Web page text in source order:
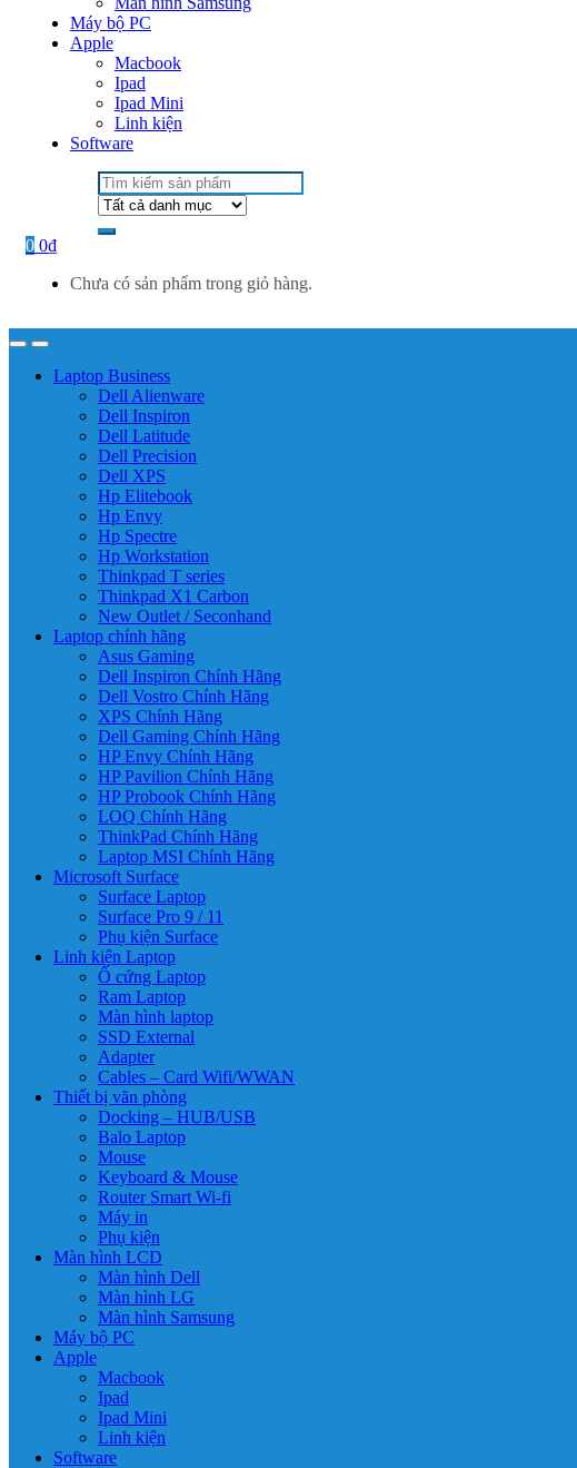
Máy bộ PC
Apple
Macbook
Ipad
Ipad Mini
Linh kiện
Software
0 0₫
Chưa có sản phẩm trong giỏ hàng.
Laptop Business
Dell Alienware
Dell Inspiron
Dell Latitude
Dell Precision
Dell XPS
Hp Elitebook
Hp Envy
Hp Spectre
Hp Workstation
Thinkpad T series
Thinkpad X1 Carbon
New Outlet / Seconhand
Laptop chính hãng
Asus Gaming
Dell Inspiron Chính Hãng
Dell Vostro Chính Hãng
XPS Chính Hãng
Dell Gaming Chính Hãng
HP Envy Chính Hãng
HP Pavilion Chính Hãng
HP Probook Chính Hãng
LOQ Chính Hãng
ThinkPad Chính Hãng
Laptop MSI Chính Hãng
Microsoft Surface
Surface Laptop
Surface Pro 9 / 11
Phụ kiện Surface
Linh kiện Laptop
Ổ cứng Laptop
Ram Laptop
Màn hình laptop
SSD External
Adapter
Cables – Card Wifi/WWAN
Thiết bị văn phòng
Docking – HUB/USB
Balo Laptop
Mouse
Keyboard & Mouse
Router Smart Wi-fi
Máy in
Phụ kiện
Màn hình LCD
Màn hình Dell
Màn hình LG
Màn hình Samsung
Máy bộ PC
Apple
Macbook
Ipad
Ipad Mini
Linh kiện
Software